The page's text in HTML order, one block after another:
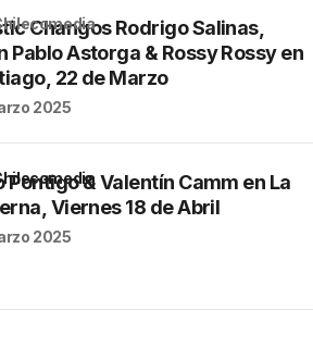
Changos Rodrigo Salinas,
Pablo Astorga & Rossy Rossy en
22 de Marzo
2025
Pontigo & Valentín Camm en La
Viernes 18 de Abril
2025